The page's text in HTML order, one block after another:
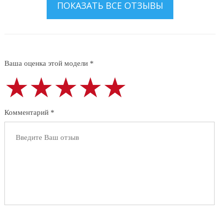
ПОКАЗАТЬ ВСЕ ОТЗЫВЫ
Ваша оценка этой модели *
★★★★★
★★★★★
★★★★★
Комментарий *